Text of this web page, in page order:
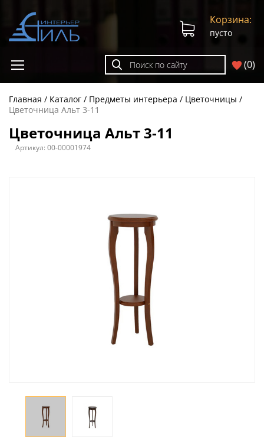
(0)
Корзина:
пусто
Главная Каталог Предметы интерьера
Цветочницы
Цветочница Альт 3-11
Цветочница Альт 3-11
Артикул:00-00001974